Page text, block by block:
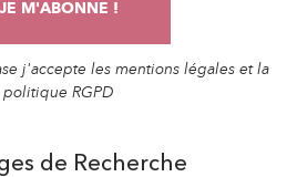
j'accepte les mentions légales et la
politique RGPD
de Recherche